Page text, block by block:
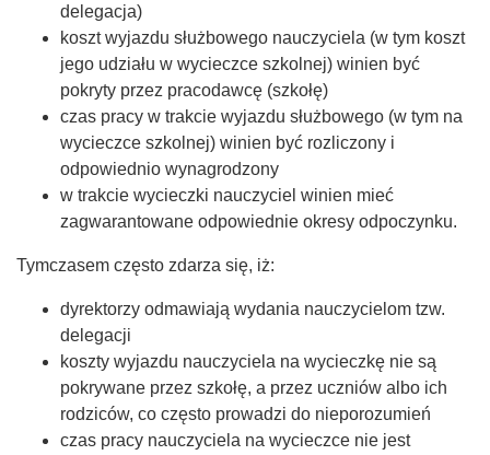
delegacja)
koszt wyjazdu służbowego nauczyciela (w tym koszt
jego udziału w wycieczce szkolnej) winien być
pokryty przez pracodawcę (szkołę)
czas pracy w trakcie wyjazdu służbowego (w tym na
wycieczce szkolnej) winien być rozliczony i
odpowiednio wynagrodzony
w trakcie wycieczki nauczyciel winien mieć
zagwarantowane odpowiednie okresy odpoczynku.
Tymczasem często zdarza się, iż:
dyrektorzy odmawiają wydania nauczycielom tzw.
delegacji
koszty wyjazdu nauczyciela na wycieczkę nie są
pokrywane przez szkołę, a przez uczniów albo ich
rodziców, co często prowadzi do nieporozumień
czas pracy nauczyciela na wycieczce nie jest